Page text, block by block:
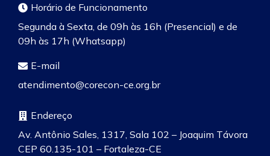
Horário de Funcionamento
Segunda à Sexta, de 09h às 16h (Presencial) e de
09h às 17h (Whatsapp)
E-mail
atendimento@corecon-ce.org.br
Endereço
Av. Antônio Sales, 1317, Sala 102 – Joaquim Távora
CEP 60.135-101 – Fortaleza-CE